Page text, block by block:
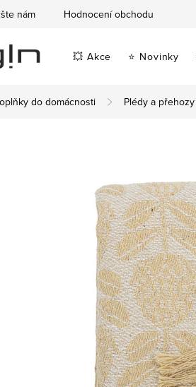
nám Hodnocení obchodu
💥 Akce ⭐ Novinky
do domácnosti Plédy a přehozy